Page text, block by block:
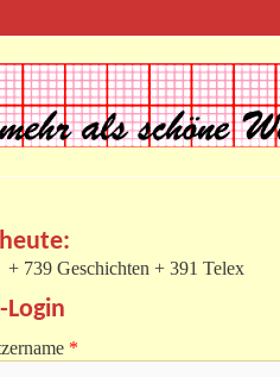
+ 739 Geschichten + 391 Telex
Login
*